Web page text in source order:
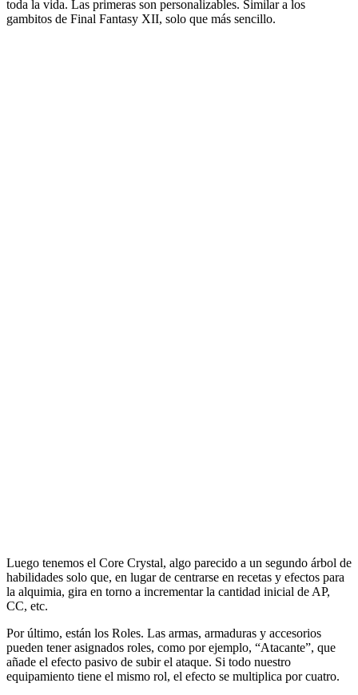
toda la vida. Las primeras son personalizables. Similar a los
gambitos de Final Fantasy XII, solo que más sencillo.
Luego tenemos el Core Crystal, algo parecido a un segundo árbol de
habilidades solo que, en lugar de centrarse en recetas y efectos para
la alquimia, gira en torno a incrementar la cantidad inicial de AP,
CC, etc.
Por último, están los Roles. Las armas, armaduras y accesorios
pueden tener asignados roles, como por ejemplo, “Atacante”, que
añade el efecto pasivo de subir el ataque. Si todo nuestro
equipamiento tiene el mismo rol, el efecto se multiplica por cuatro.